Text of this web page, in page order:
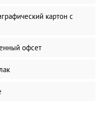
картон с
офсет